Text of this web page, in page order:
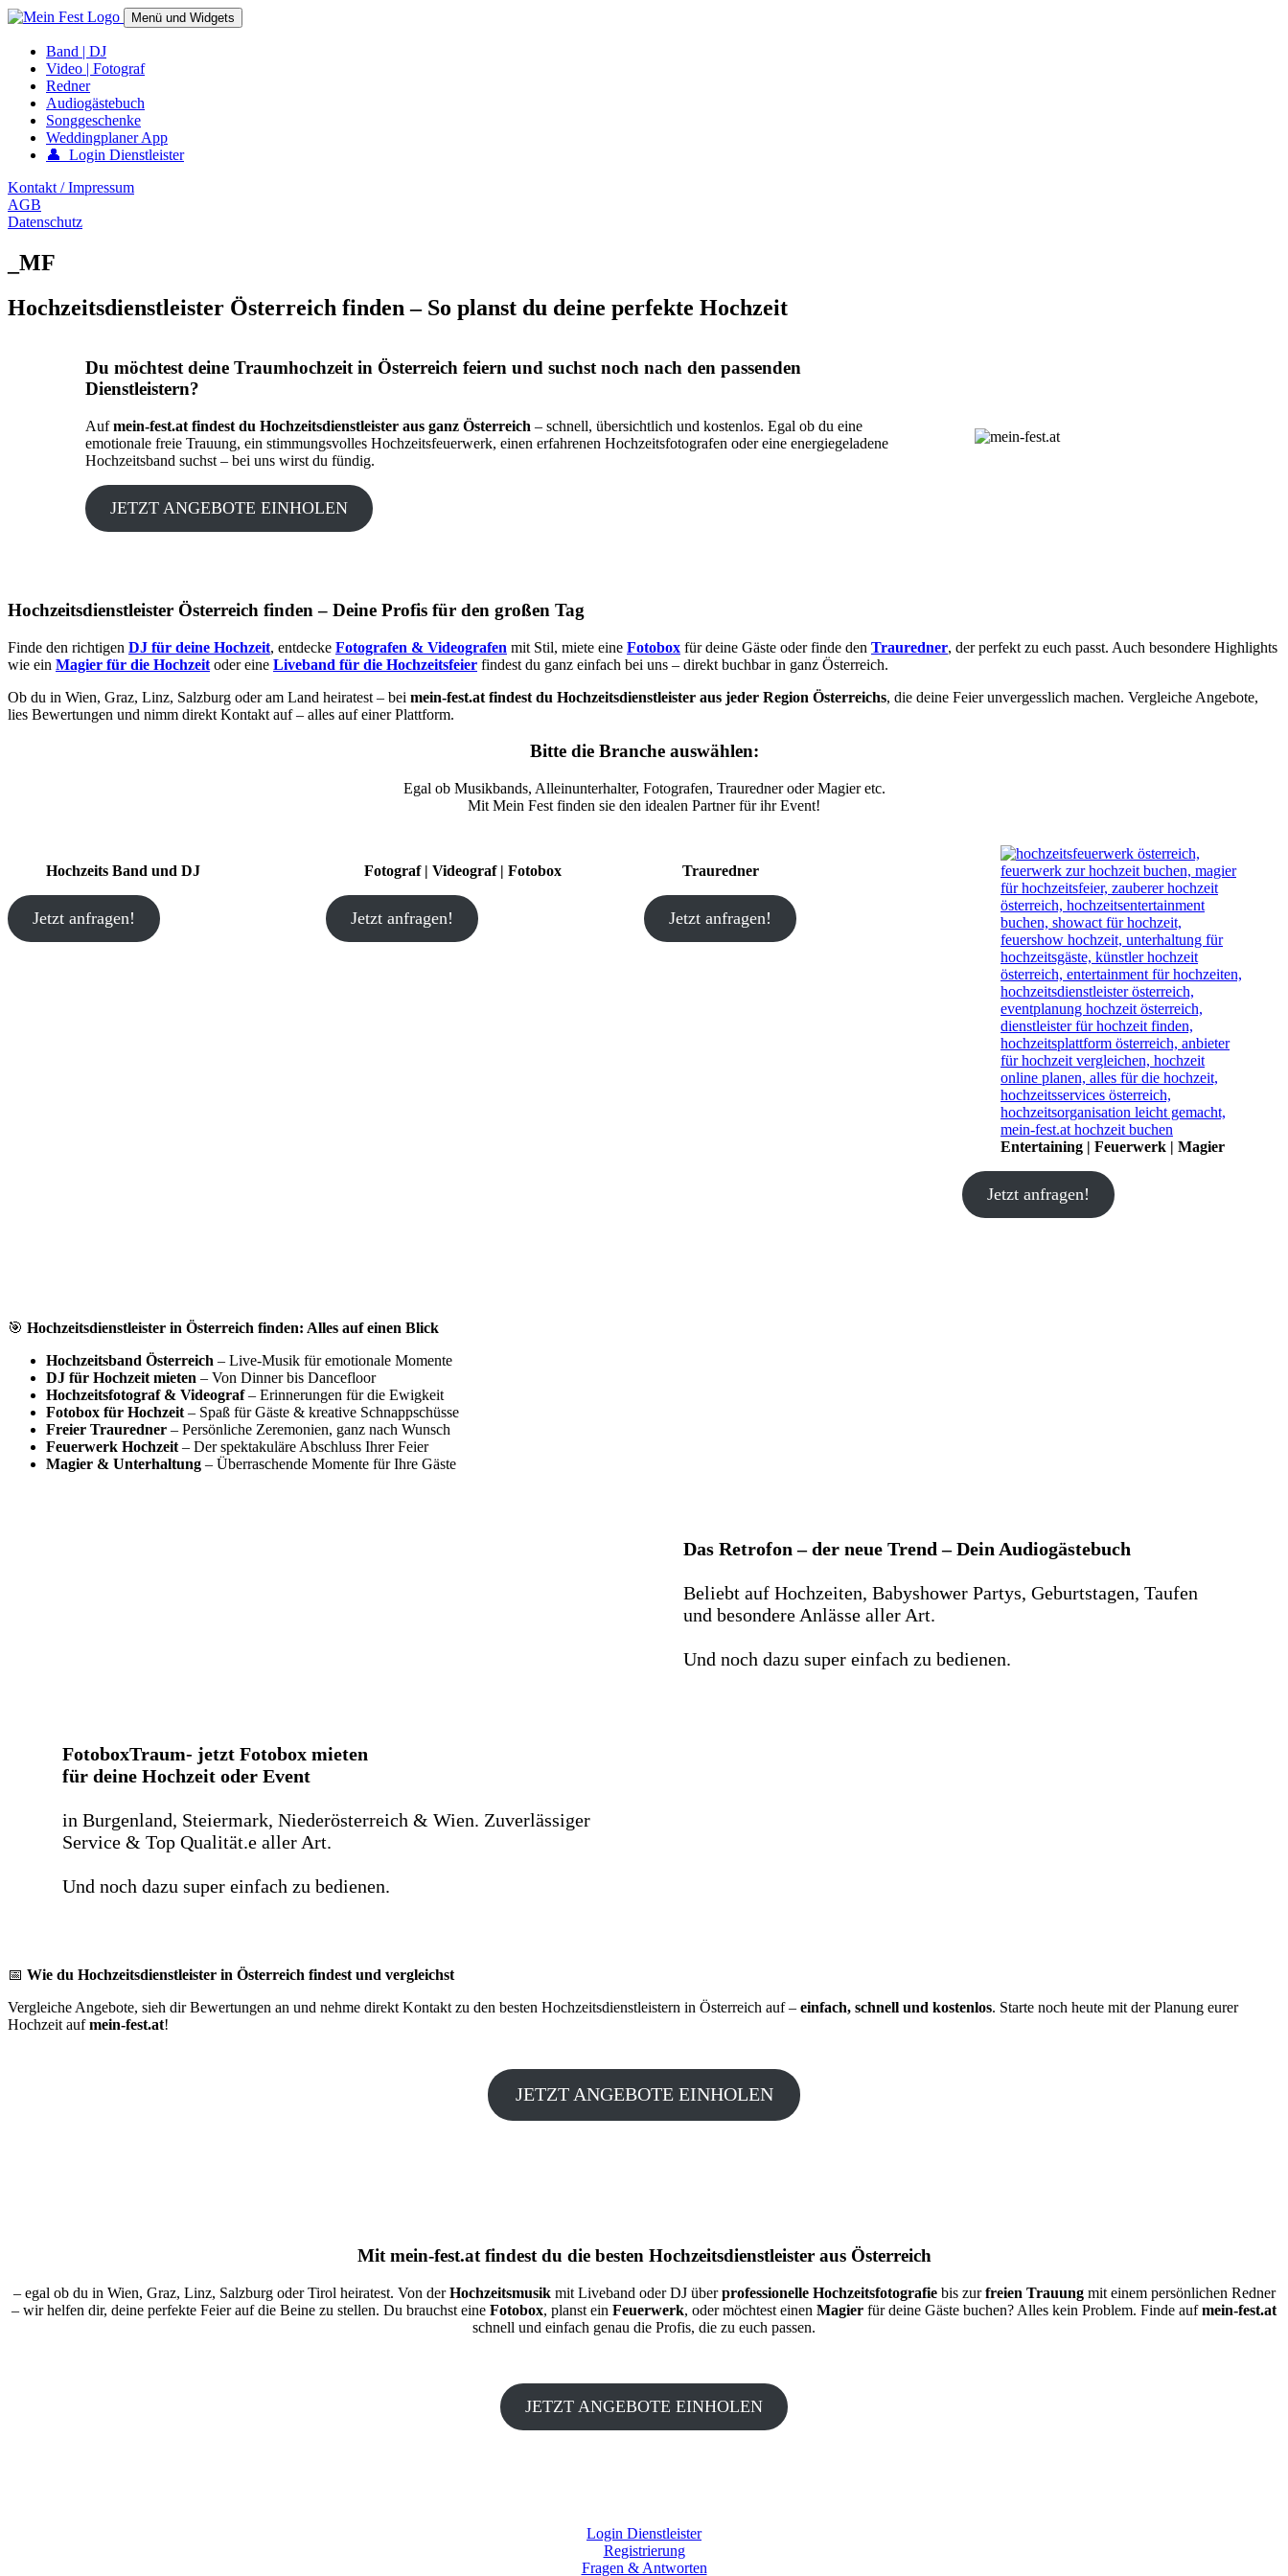
Springe
Inhalt
mein-fest.at – Band / Fotograf für Hochzeit oder Fest buchen!
Menü und Widgets
Band | DJ
Video | Fotograf
Redner
Audiogästebuch
Songgeschenke
Weddingplaner App
👤 Login Dienstleister
Kontakt / Impressum
AGB
Datenschutz
_MF
Hochzeitsdienstleister Österreich finden – So planst du deine perfekte Hochzeit
Du möchtest deine Traumhochzeit in Österreich feiern und suchst noch nach den passenden
Dienstleistern?
Aufmein-fest.at findest du Hochzeitsdienstleister aus ganz Österreich – schnell, übersichtlich und kostenlos. Egal ob du eine
emotionale freie Trauung, ein stimmungsvolles Hochzeitsfeuerwerk, einen erfahrenen Hochzeitsfotografen oder eine energiegeladene
Hochzeitsband suchst – bei uns wirst du fündig.
JETZT ANGEBOTE EINHOLEN
Hochzeitsdienstleister Österreich finden – Deine Profis für den großen Tag
Finde den richtigen DJ für deine Hochzeit, entdecke Fotografen & Videografen mit Stil, miete eine Fotobox für deine Gäste oder finde den Trauredner, der perfekt zu euch passt. Auch besondere Highlights
wie ein Magier für die Hochzeit oder eine Liveband für die Hochzeitsfeier findest du ganz einfach bei uns – direkt buchbar in ganz Österreich.
Ob du in Wien, Graz, Linz, Salzburg oder am Land heiratest – bei mein-fest.at findest du Hochzeitsdienstleister aus jeder Region Österreichs, die deine Feier unvergesslich machen. Vergleiche Angebote,
lies Bewertungen und nimm direkt Kontakt auf – alles auf einer Plattform.
Bitte die Branche auswählen:
Egal ob Musikbands, Alleinunterhalter, Fotografen, Trauredner oder Magier etc.
Mit Mein Fest finden sie den idealen Partner für ihr Event!
Hochzeits Band und DJ
Jetzt anfragen!
Fotograf | Videograf | Fotobox
Jetzt anfragen!
Trauredner
Jetzt anfragen!
Entertaining | Feuerwerk | Magier
Jetzt anfragen!
🎯 Hochzeitsdienstleister in Österreich finden: Alles auf einen Blick
Hochzeitsband Österreich – Live-Musik für emotionale Momente
DJ für Hochzeit mieten – Von Dinner bis Dancefloor
Hochzeitsfotograf & Videograf– Erinnerungen für die Ewigkeit
Fotobox für Hochzeit – Spaß für Gäste & kreative Schnappschüsse
Freier Trauredner – Persönliche Zeremonien, ganz nach Wunsch
Feuerwerk Hochzeit – Der spektakuläre Abschluss Ihrer Feier
Magier & Unterhaltung – Überraschende Momente für Ihre Gäste
Das Retrofon – der neue Trend – Dein Audiogästebuch
Beliebt auf Hochzeiten, Babyshower Partys, Geburtstagen, Taufen
und besondere Anlässe aller Art.
Und noch dazu super einfach zu bedienen.
FotoboxTraum- jetzt Fotobox mieten
für deine Hochzeit oder Event
in Burgenland, Steiermark, Niederösterreich & Wien. Zuverlässiger
Service & Top Qualität.e aller Art.
Und noch dazu super einfach zu bedienen.
📅 Wie du Hochzeitsdienstleister in Österreich findest und vergleichst
Vergleiche Angebote, sieh dir Bewertungen an und nehme direkt Kontakt zu den besten Hochzeitsdienstleistern in Österreich auf – einfach, schnell und kostenlos. Starte noch heute mit der Planung eurer
Hochzeit aufmein-fest.at!
JETZT ANGEBOTE EINHOLEN
Mitmein-fest.atfindest du die besten Hochzeitsdienstleister aus Österreich
– egal ob du in Wien, Graz, Linz, Salzburg oder Tirol heiratest. Von derHochzeitsmusikmit Liveband oder DJ überprofessionelle Hochzeitsfotografiebis zurfreien Trauungmit einem persönlichen Redner
– wir helfen dir, deine perfekte Feier auf die Beine zu stellen. Du brauchst eine Fotobox, planst ein Feuerwerk, oder möchtest einen Magier für deine Gäste buchen? Alles kein Problem. Finde aufmein-fest.at
schnell und einfach genau die Profis, die zu euch passen.
JETZT ANGEBOTE EINHOLEN
Login Dienstleister
Registrierung
Fragen & Antworten